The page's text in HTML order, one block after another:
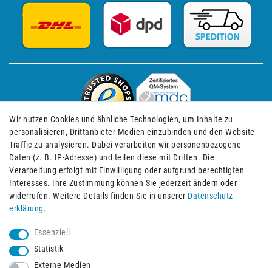
Impressum Daten­schutz­erklärung AGB
Wir nutzen Cookies und ähnliche Technologien, um Inhalte zu
personalisieren, Drittanbieter-Medien einzubinden und den Website-
Traffic zu analysieren. Dabei verarbeiten wir personenbezogene
Daten (z. B. IP-Adresse) und teilen diese mit Dritten. Die
Verarbeitung erfolgt mit Einwilligung oder aufgrund berechtigten
Interesses. Ihre Zustimmung können Sie jederzeit ändern oder
widerrufen. Weitere Details finden Sie in unserer Daten­schutz­
erklärung.
Essenziell
Statistik
Externe Medien